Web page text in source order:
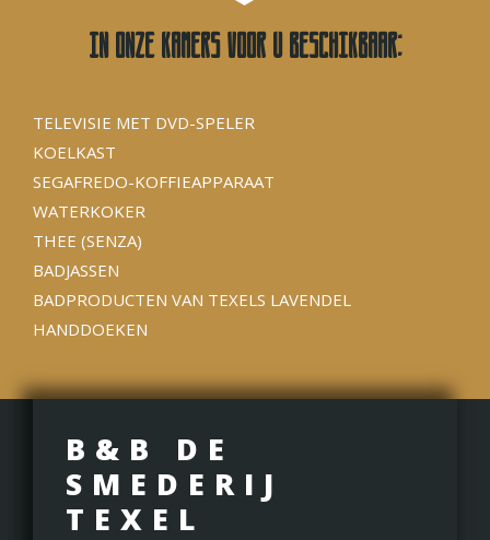
In onze kamers voor u beschikbaar:
TELEVISIE MET DVD-SPELER
KOELKAST
SEGAFREDO-KOFFIEAPPARAAT
WATERKOKER
THEE (SENZA)
BADJASSEN
BADPRODUCTEN VAN TEXELS LAVENDEL
HANDDOEKEN
B&B DE
SMEDERIJ
TEXEL